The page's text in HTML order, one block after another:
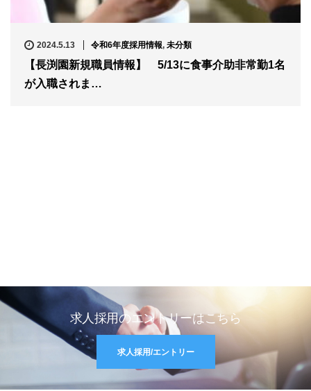
o
n
2024.5.13 令和6年度採用情報, 未分類
【長渕園新規職員情報】 5/13に食事介助非常勤1名
が入職されま…
求人採用のエントリーはこちら
求人採用/エントリー